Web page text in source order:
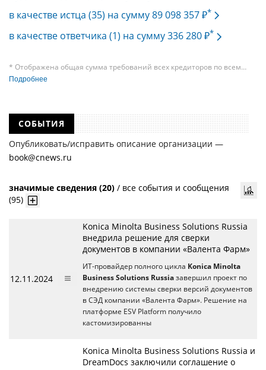
в качестве истца (35) на сумму 89 098 357 ₽*
в качестве ответчика (1) на сумму 336 280 ₽*
* Отображена общая сумма требований всех кредиторов по всем
судебным делам, в рамках которых компания подавала требования
в одном таком деле может быть несколько десятков, а размеры сумм
требований одних могут быть больше или меньше размеров
Подробнее
СОБЫТИЯ
Опубликовать/исправить описание организации —
book@cnews.ru
значимые сведения (20) / все события и сообщения
(95)
12.11.2024
Konica Minolta Business Solutions Russia
внедрила решение для сверки
документов в компании «Валента Фарм»
ИТ-провайдер полного цикла Konica Minolta
Business Solutions Russia завершил проект по
внедрению системы сверки версий документов
в СЭД компании «Валента Фарм». Решение на
платформе ESV Platform получило
кастомизированны
Konica Minolta Business Solutions Russia и
DreamDocs заключили соглашение о